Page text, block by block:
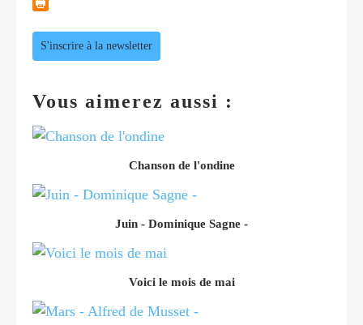
S'inscrire à la newsletter
Vous aimerez aussi :
Chanson de l'ondine
Juin - Dominique Sagne -
Voici le mois de mai